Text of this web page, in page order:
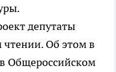
депутаты
Об этом в
Общероссийском